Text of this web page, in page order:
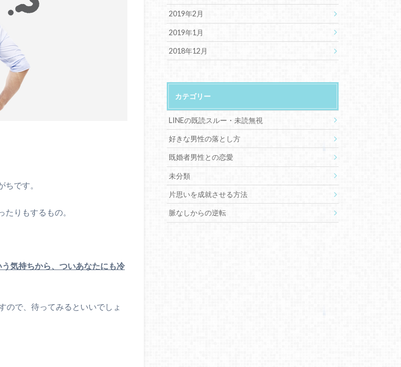
です。
りもするもの。
気持ちから、ついあなたにも冷
ので、待ってみるといいでしょ
2019年2月
2019年1月
2018年12月
カテゴリー
LINEの既読スルー・未読無視
好きな男性の落とし方
既婚者男性との恋愛
未分類
片思いを成就させる方法
脈なしからの逆転